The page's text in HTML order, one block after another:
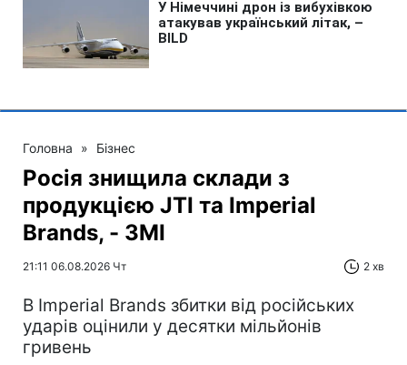
Головна » Бізнес
Росія знищила склади з
продукцією JTI та Imperial
Brands, - ЗМІ
21:11 06.08.2026 Чт 2 хв
В Imperial Brands збитки від російських
ударів оцінили у десятки мільйонів
гривень